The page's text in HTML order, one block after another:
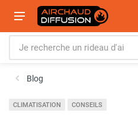
Blog
CLIMATISATION CONSEILS